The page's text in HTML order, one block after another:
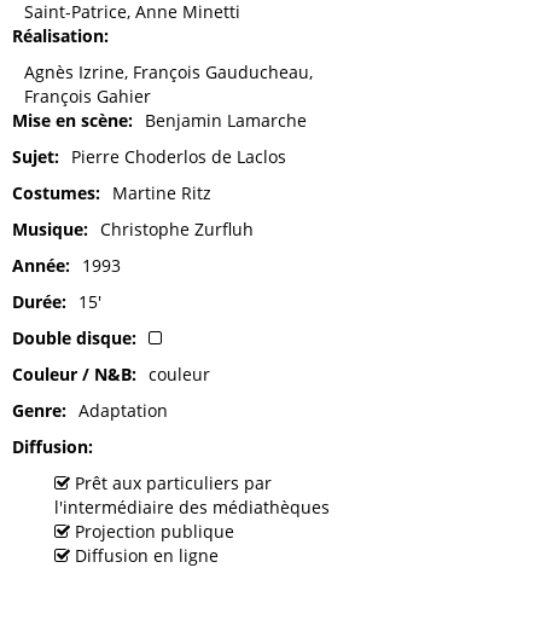
Saint-Patrice, Anne Minetti
Réalisation
Agnès Izrine, François Gauducheau,
François Gahier
Mise en scène
Benjamin Lamarche
Sujet
Pierre Choderlos de Laclos
Costumes
Martine Ritz
Musique
Christophe Zurfluh
Année
1993
Durée
15'
Double disque
Couleur / N&B
couleur
Genre
Adaptation
Diffusion
Prêt aux particuliers par
l'intermédiaire des médiathèques
Projection publique
Diffusion en ligne